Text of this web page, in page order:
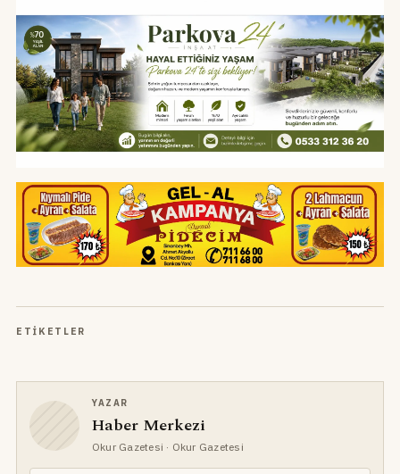
ETIKETLER
YAZAR
Haber Merkezi
Okur Gazetesi · Okur Gazetesi